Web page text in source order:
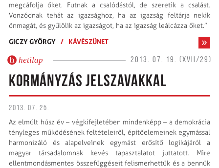
megcáfolja őket. Futnak a csalódástól, de szeretik a csalást.
Vonzódnak tehát az igazsághoz, ha az igazság feltárja nekik
önmagát, és gyűlölik az igazságot, ha az igazság leálcázza őket.”
GICZY GYÖRGY / KÁVÉSZÜNET
hetilap 2013. 07. 19. (XVII/29)
KORMÁNYZÁS JELSZAVAKKAL
2013. 07. 25.
Az elmúlt húsz év – végkifejletében mindenképp – a demokrácia
tényleges működésének feltételeiről, építőelemeinek egymással
harmonizáló és alapelveinek egymást erősítő logikájáról a
magyar társadalomnak kevés tapasztalatot juttatott. Mire
ellentmondásmentes összefüggéseit felismerhettük és a bennük